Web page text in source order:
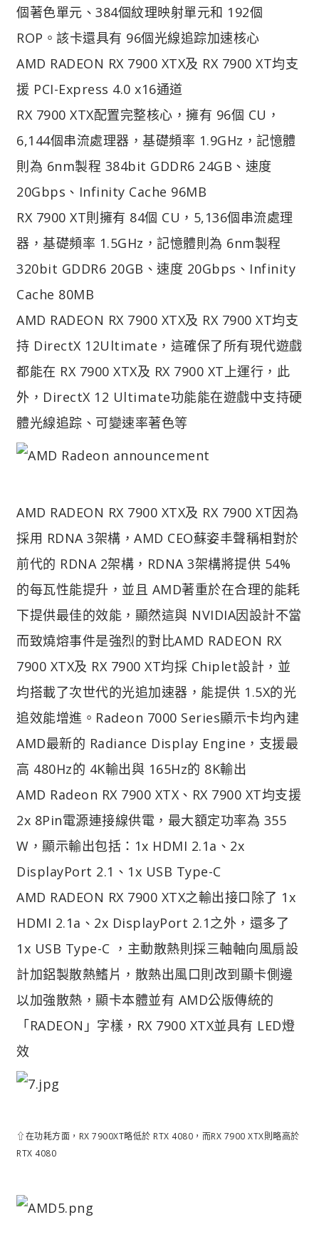
個著色單元、384個紋理映射單元和 192個
ROP。該卡還具有 96個光線追踪加速核心
AMD RADEON RX 7900 XTX及 RX 7900 XT均支
援 PCI-Express 4.0 x16通道
RX 7900 XTX配置完整核心，擁有 96個 CU，
6,144個串流處理器，基礎頻率 1.9GHz，記憶體
則為 6nm製程 384bit GDDR6 24GB、速度
20Gbps、Infinity Cache 96MB
RX 7900 XT則擁有 84個 CU，5,136個串流處理
器，基礎頻率 1.5GHz，記憶體則為 6nm製程
320bit GDDR6 20GB、速度 20Gbps、Infinity
Cache 80MB
AMD RADEON RX 7900 XTX及 RX 7900 XT均支
持 DirectX 12Ultimate，這確保了所有現代遊戲
都能在 RX 7900 XTX及 RX 7900 XT上運行，此
外，DirectX 12 Ultimate功能能在遊戲中支持硬
體光線追踪、可變速率著色等
AMD RADEON RX 7900 XTX及 RX 7900 XT因為
採用 RDNA 3架構，AMD CEO蘇姿丰聲稱相對於
前代的 RDNA 2架構，RDNA 3架構將提供 54%
的每瓦性能提升，並且 AMD著重於在合理的能耗
下提供最佳的效能，顯然這與 NVIDIA因設計不當
而致燒熔事件是強烈的對比AMD RADEON RX
7900 XTX及 RX 7900 XT均採 Chiplet設計，並
均搭載了次世代的光追加速器，能提供 1.5X的光
追效能增進。Radeon 7000 Series顯示卡均內建
AMD最新的 Radiance Display Engine，支援最
高 480Hz的 4K輸出與 165Hz的 8K輸出
AMD Radeon RX 7900 XTX、RX 7900 XT均支援
2x 8Pin電源連接線供電，最大額定功率為 355
W，顯示輸出包括：1x HDMI 2.1a、2x
DisplayPort 2.1、1x USB Type-C
AMD RADEON RX 7900 XTX之輸出接口除了 1x
HDMI 2.1a、2x DisplayPort 2.1之外，還多了
1x USB Type-C ，主動散熱則採三軸軸向風扇設
計加鋁製散熱鰭片，散熱出風口則改到顯卡側邊
以加強散熱，顯卡本體並有 AMD公版傳統的
「RADEON」字樣，RX 7900 XTX並具有 LED燈
效
⇧在功耗方面，RX 7900XT略低於 RTX 4080，而RX 7900 XTX則略高於
RTX 4080